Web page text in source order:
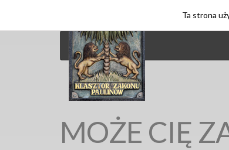
PARAFIA
MOŻE CIĘ
Ta strona